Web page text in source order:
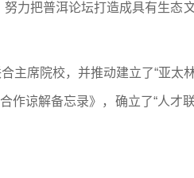
力把普洱论坛打造成具有生态
主席院校，并推动建立了“亚太
作谅解备忘录》，确立了“人才